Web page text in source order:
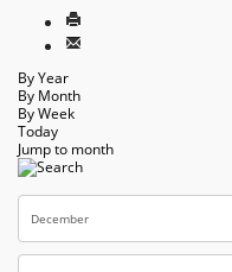
By Year
By Month
By Week
Today
Jump to month